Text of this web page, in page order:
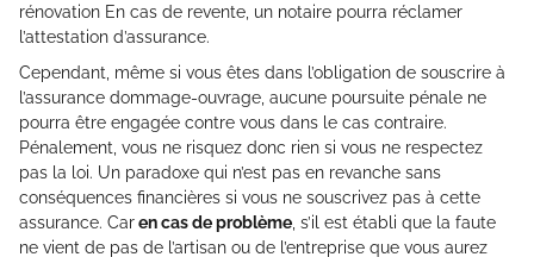
rénovation En cas de revente, un notaire pourra réclamer
l’attestation d’assurance.
Cependant, même si vous êtes dans l’obligation de souscrire à
l’assurance dommage-ouvrage, aucune poursuite pénale ne
pourra être engagée contre vous dans le cas contraire.
Pénalement, vous ne risquez donc rien si vous ne respectez
pas la loi. Un paradoxe qui n’est pas en revanche sans
conséquences financières si vous ne souscrivez pas à cette
assurance. Caren cas de problème, s’il est établi que la faute
ne vient de pas de l’artisan ou de l’entreprise que vous aurez